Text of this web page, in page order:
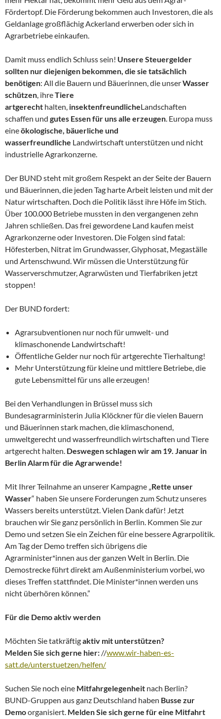
Fördertopf. Die Förderung bekommen auch Investoren, die als
Geldanlage großflächig Ackerland erwerben oder sich in
Agrarbetriebe einkaufen.
Damit muss endlich Schluss sein! Unsere Steuergelder
sollten nur diejenigen bekommen, die sie tatsächlich
benötigen: All die Bauern und Bäuerinnen, die unserWasser
schützen, ihreTiere
artgerecht halten, insektenfreundlicheLandschaften
schaffen und gutes Essen für uns alle erzeugen. Europa muss
eineökologische, bäuerliche und
wasserfreundliche Landwirtschaft unterstützen und nicht
industrielle Agrarkonzerne.
Der BUND steht mit großem Respekt an der Seite der Bauern
und Bäuerinnen, die jeden Tag harte Arbeit leisten und mit der
Natur wirtschaften. Doch die Politik lässt ihre Höfe im Stich.
Über 100.000 Betriebe mussten in den vergangenen zehn
Jahren schließen. Das frei gewordene Land kaufen meist
Agrarkonzerne oder Investoren. Die Folgen sind fatal:
Höfesterben, Nitrat im Grundwasser, Glyphosat, Megaställe
und Artenschwund. Wir müssen die Unterstützung für
Wasserverschmutzer, Agrarwüsten und Tierfabriken jetzt
stoppen!
Der BUND fordert:
Agrarsubventionen nur noch für umwelt- und
klimaschonende Landwirtschaft!
Öffentliche Gelder nur noch für artgerechte Tierhaltung!
Mehr Unterstützung für kleine und mittlere Betriebe, die
gute Lebensmittel für uns alle erzeugen!
Bei den Verhandlungen in Brüssel muss sich
Bundesagrarministerin Julia Klöckner für die vielen Bauern
und Bäuerinnen stark machen, die klimaschonend,
umweltgerecht und wasserfreundlich wirtschaften und Tiere
artgerecht halten. Deswegen schlagen wir am 19. Januar in
Berlin Alarm für die Agrarwende!
Mit Ihrer Teilnahme an unserer Kampagne „Rette unser
Wasser“ haben Sie unsere Forderungen zum Schutz unseres
Wassers bereits unterstützt. Vielen Dank dafür! Jetzt
brauchen wir Sie ganz persönlich in Berlin. Kommen Sie zur
Demo und setzen Sie ein Zeichen für eine bessere Agrarpolitik.
Am Tag der Demo treffen sich übrigens die
Agrarminister*innen aus der ganzen Welt in Berlin. Die
Demostrecke führt direkt am Außenministerium vorbei, wo
dieses Treffen stattfindet. Die Minister*innen werden uns
nicht überhören können.”
Für die Demo aktiv werden
Möchten Sie tatkräftigaktiv mit unterstützen?
Melden Sie sich gerne hier: //www.wir-haben-es-
satt.de/unterstuetzen/helfen/
Suchen Sie noch eine Mitfahrgelegenheit nach Berlin?
BUND-Gruppen aus ganz Deutschland haben Busse zur
Demoorganisiert. Melden Sie sich gerne für eine Mitfahrt